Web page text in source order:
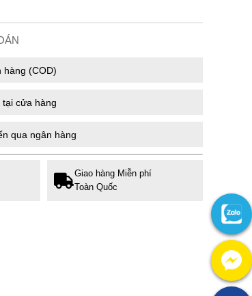
hàng (COD)
cửa hàng
qua ngân hàng
Giao hàng Miễn phí
Toàn Quốc